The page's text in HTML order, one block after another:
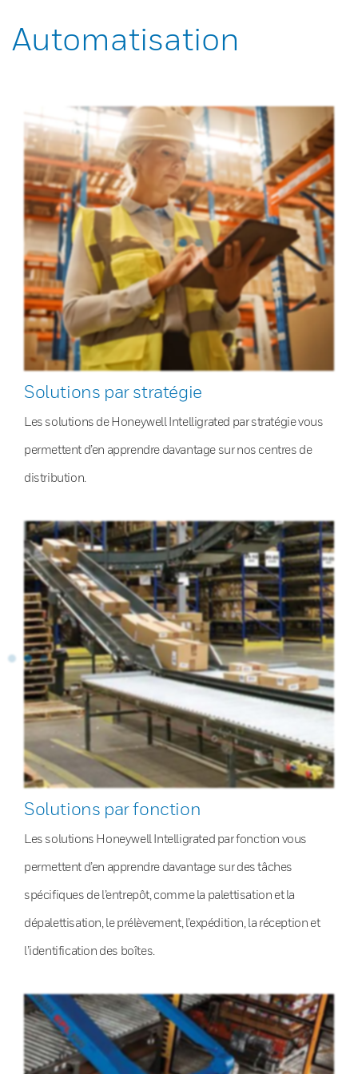
Automatisation
Solutions par stratégie
Les solutions de Honeywell Intelligrated par stratégie vous
permettent d’en apprendre davantage sur nos centres de
distribution.
Solutions par fonction
Les solutions Honeywell Intelligrated par fonction vous
permettent d’en apprendre davantage sur des tâches
spécifiques de l’entrepôt, comme la palettisation et la
dépalettisation, le prélèvement, l’expédition, la réception et
l’identification des boîtes.